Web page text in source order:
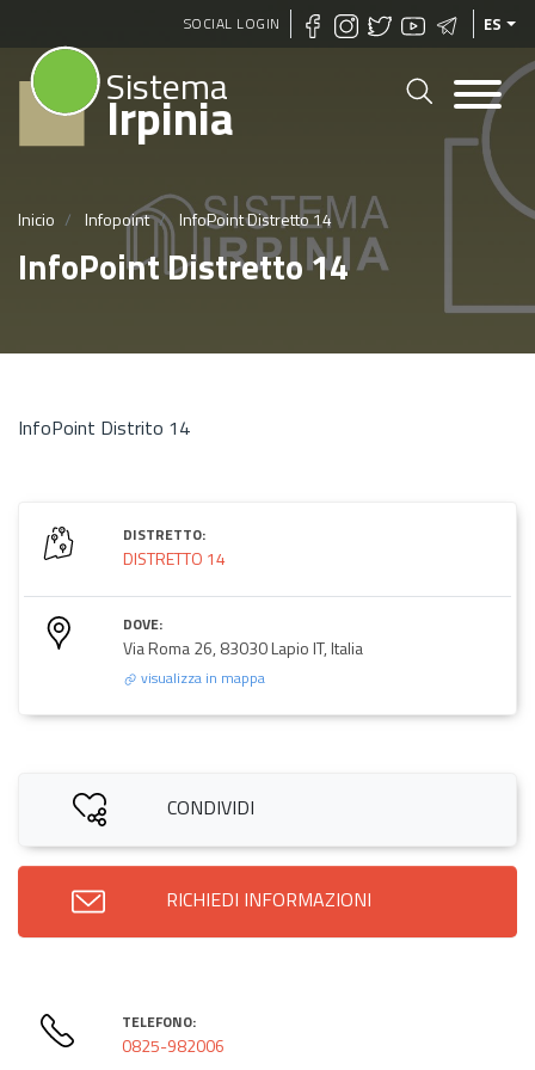
Pasar
al
SOCIAL LOGIN ES
Sistema
Irpinia
Inicio Infopoint InfoPoint Distretto 14
InfoPoint Distretto 14
InfoPoint Distrito 14
DISTRETTO:
DISTRETTO 14
DOVE:
Via Roma 26, 83030 Lapio IT, Italia
visualizza in mappa
CONDIVIDI
RICHIEDI INFORMAZIONI
TELEFONO:
0825-982006